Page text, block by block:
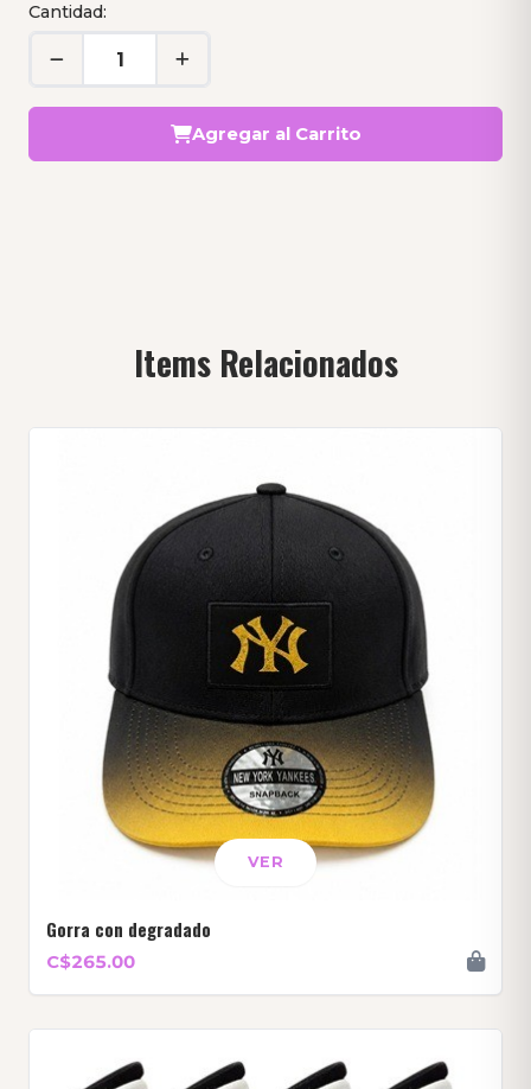
Cantidad:
Agregar al Carrito
Items Relacionados
VER
Gorra con degradado
C$265.00